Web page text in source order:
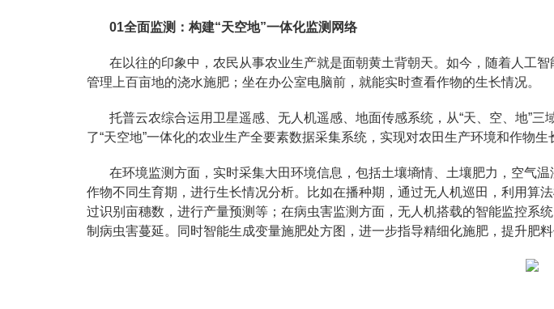
01全面监测：构建“天空地”一体化监测网络
在以往的印象中，农民从事农业生产就是面朝黄土背朝天。如今，随着人工
管理上百亩地的浇水施肥；坐在办公室电脑前，就能实时查看作物的生长情况。
托普云农综合运用卫星遥感、无人机遥感、地面传感系统，从“天、空、地”
了“天空地”一体化的农业生产全要素数据采集系统，实现对农田生产环境和作物生
在环境监测方面，实时采集大田环境信息，包括土壤墒情、土壤肥力，空气
作物不同生育期，进行生长情况分析。比如在播种期，通过无人机巡田，利用算
过识别亩穗数，进行产量预测等；在病虫害监测方面，无人机搭载的智能监控系
制病虫害蔓延。同时智能生成变量施肥处方图，进一步指导精细化施肥，提升肥料